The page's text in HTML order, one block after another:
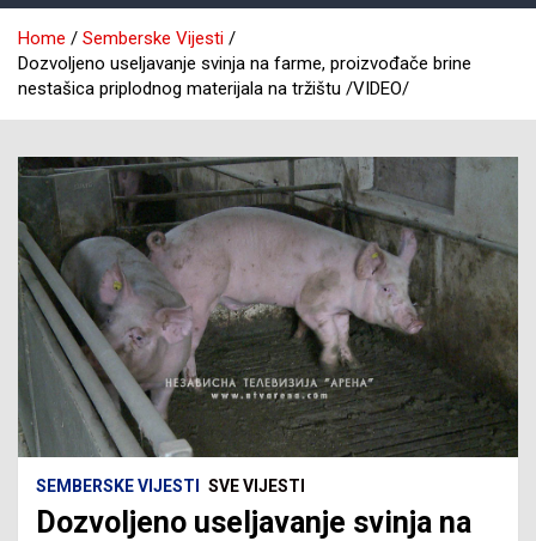
Home
Semberske Vijesti
Dozvoljeno useljavanje svinja na farme, proizvođače brine
nestašica priplodnog materijala na tržištu /VIDEO/
SEMBERSKE VIJESTI SVE VIJESTI
Dozvoljeno useljavanje svinja na